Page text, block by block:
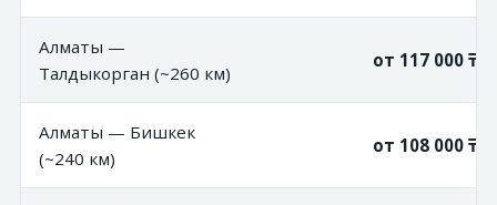
Алматы —
Талдыкорган (~260 км)
от 117 000 ₸ ·
Алматы — Бишкек
(~240 км)
от 108 000 ₸ ·